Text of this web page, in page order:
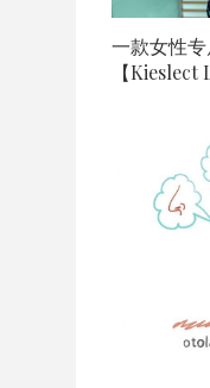
一款女性
【